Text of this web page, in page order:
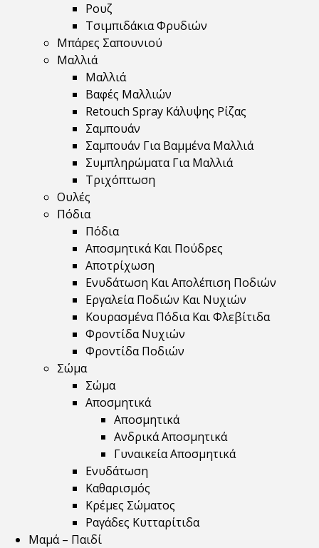
Ρουζ
Τσιμπιδάκια Φρυδιών
Μπάρες Σαπουνιού
Μαλλιά
Μαλλιά
Βαφές Μαλλιών
Retouch Spray Κάλυψης Ρίζας
Σαμπουάν
Σαμπουάν Για Βαμμένα Μαλλιά
Συμπληρώματα Για Μαλλιά
Τριχόπτωση
Ουλές
Πόδια
Πόδια
Αποσμητικά Και Πούδρες
Αποτρίχωση
Ενυδάτωση Και Απολέπιση Ποδιών
Εργαλεία Ποδιών Και Νυχιών
Κουρασμένα Πόδια Και Φλεβίτιδα
Φροντίδα Νυχιών
Φροντίδα Ποδιών
Σώμα
Σώμα
Αποσμητικά
Αποσμητικά
Ανδρικά Αποσμητικά
Γυναικεία Αποσμητικά
Ενυδάτωση
Καθαρισμός
Κρέμες Σώματος
Ραγάδες Κυτταρίτιδα
Μαμά – Παιδί